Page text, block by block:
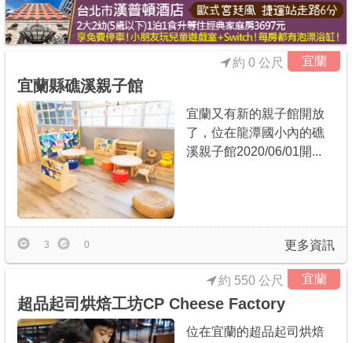
宜蘭
宜蘭縣礁溪親子館
約 0 公尺
宜蘭又有新的親子館開放
了，位在龍潭國小內的礁
溪親子館2020/06/01開...
更多資訊
3 0
宜蘭
超品起司烘焙工坊CP Cheese Factory
約 550 公尺
位在宜蘭的超品起司烘焙